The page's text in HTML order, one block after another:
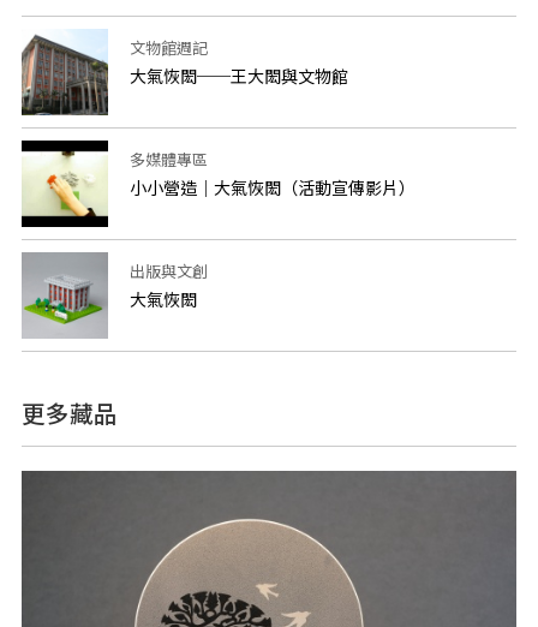
文物館週記
大氣恢閎──王大閎與文物館
多媒體專區
小小營造｜大氣恢閎（活動宣傳影片）
出版與文創
大氣恢閎
更多藏品